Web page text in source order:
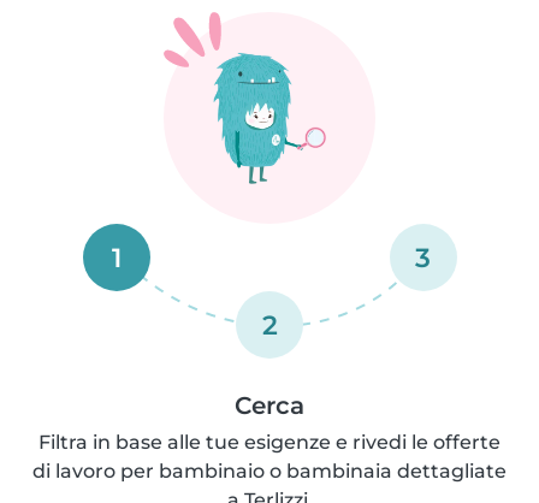
1
2
3
Cerca
Filtra in base alle tue esigenze e rivedi le offerte
di lavoro per bambinaio o bambinaia dettagliate